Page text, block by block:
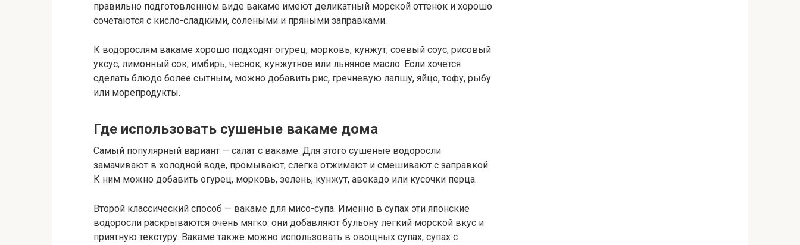
правильно подготовленном виде вакаме имеют деликатный морской оттенок и хорошо
сочетаются с кисло-сладкими, солеными и пряными заправками.
К водорослям вакаме хорошо подходят огурец, морковь, кунжут, соевый соус, рисовый
уксус, лимонный сок, имбирь, чеснок, кунжутное или льняное масло. Если хочется
сделать блюдо более сытным, можно добавить рис, гречневую лапшу, яйцо, тофу, рыбу
или морепродукты.
Где использовать сушеные вакаме дома
Самый популярный вариант — салат с вакаме. Для этого сушеные водоросли
замачивают в холодной воде, промывают, слегка отжимают и смешивают с заправкой.
К ним можно добавить огурец, морковь, зелень, кунжут, авокадо или кусочки перца.
Второй классический способ — вакаме для мисо-супа. Именно в супах эти японские
водоросли раскрываются очень мягко: они добавляют бульону легкий морской вкус и
приятную текстуру. Вакаме также можно использовать в овощных супах, супах с